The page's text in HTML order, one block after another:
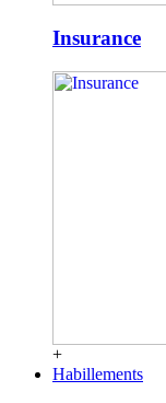
Insurance
+
Habillements